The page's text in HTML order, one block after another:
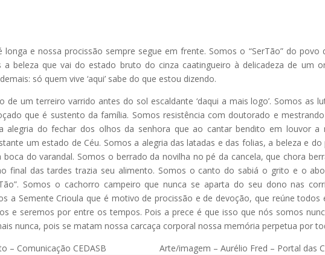
longa e nossa procissão sempre segue em frente. Somos o “SerTão” do povo
a beleza que vai do estado bruto do cinza caatingueiro à delicadeza de um
só quem vive ‘aqui’ sabe do que estou dizendo.
de um terreiro varrido antes do sol escaldante ‘daqui a mais logo’. Somos as
que é sustento da família. Somos resistência com doutorado e
alegria do fechar dos olhos da senhora que ao cantar bendito em louvor a
um estado de Céu. Somos a alegria das latadas e das folias, a beleza e
boca do varandal. Somos o berrado da novilha no pé da cancela, que chora
final das tardes trazia seu alimento. Somos o canto do sabiá o grito e o
Somos o cachorro campeiro que nunca se aparta do seu dono nas
a Semente Crioula que é motivo de procissão e de devoção, que reúne
e seremos por entre os tempos. Pois a prece é que isso que nós somos
nunca, pois se matam nossa carcaça corporal nossa memória perpetua por
– Comunicação CEDASB Arte/imagem – Aurélio Fred – Portal das